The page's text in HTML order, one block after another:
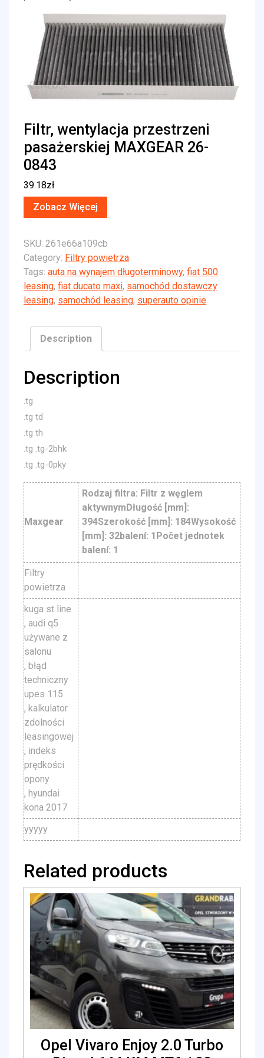
Filtr, wentylacja przestrzeni
pasażerskiej MAXGEAR 26-
0843
39.18zł
Zobacz Więcej
SKU: 261e66a109cb
Category: Filtry powietrza
Tags: auta na wynajem długoterminowy, fiat 500
leasing, fiat ducato maxi, samochód dostawczy
leasing, samochód leasing, superauto opinie
Description
Description
.tg
.tg td
.tg th
.tg .tg-2bhk
.tg .tg-0pky
Maxgear
Rodzaj filtra: Filtr z węglem
aktywnymDługość [mm]:
394Szerokość [mm]: 184Wysokość
[mm]: 32balení: 1Počet jednotek
balení: 1
Filtry
powietrza
kuga st line
, audi q5
używane z
salonu
, błąd
techniczny
upes 115
, kalkulator
zdolności
leasingowej
, indeks
prędkości
opony
, hyundai
kona 2017
yyyyy
Related products
Opel Vivaro Enjoy 2.0 Turbo